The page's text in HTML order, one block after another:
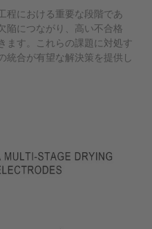
程における重要な段階であ
陥につながり、高い不合格
ます。これらの課題に対処す
統合が有望な解決策を提供し